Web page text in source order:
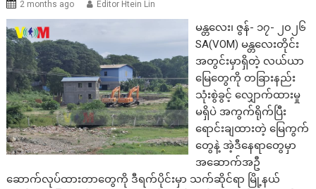
2 months ago Editor Htein Lin
မန္တလေး၊ ဇွန်- ၁၇- ၂၀၂၆
SA(VOM) မန္တလေးတိုင်း
အတွင်းမှာရှိတဲ့ လယ်ယာ
မြေတွေကို တခြားနည်း
သုံးစွဲခွင့် လျှောက်ထားမှု
မရှိပဲ အကွက်ရိုက်ပြီး
ရောင်းချထားတဲ့ မြေကွက်
တွေနဲ့ အဲ့ဒီနေရာတွေမှာ
အဆောက်အဦ
ဆောက်လုပ်ထားတာတွေကို ဒီရက်ပိုင်းမှာ သက်ဆိုင်ရာ မြို့နယ်